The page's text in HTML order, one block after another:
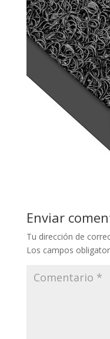
Enviar
Tu dirección de
Los campos